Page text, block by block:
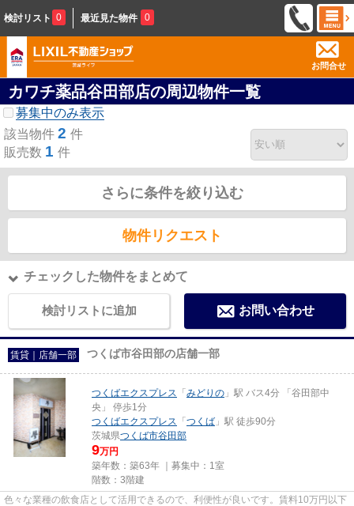
検討リスト 0 最近見た物件 0
お問合せ
カワチ薬品谷田部店の周辺物件一覧
募集中のみ表示
該当物件 2 件
販売数 1 件
さらに条件を絞り込む
物件リクエスト
チェックした物件をまとめて
検討リストに追加 お問い合わせ
賃貸｜店舗一部 つくば市谷田部の店舗一部
つくばエクスプレス 「 みどりの 」駅 バス4分 「谷田部中
央」 停歩1分
つくばエクスプレス 「 つくば 」駅 徒歩90分
茨城県つくば市谷田部
9万円
築年数：築63年 ｜募集中： 1室
階数：3階建
色々な業種の飲食店として活用できるので、利便性が良いです。賃料10万円以下